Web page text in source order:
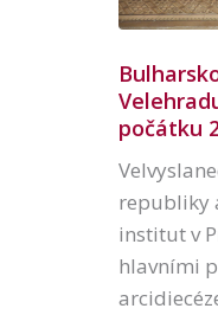
počátku
republiky
institut v
hlavními